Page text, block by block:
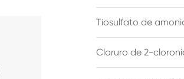
Tiosulfato de
Cloruro de 2-